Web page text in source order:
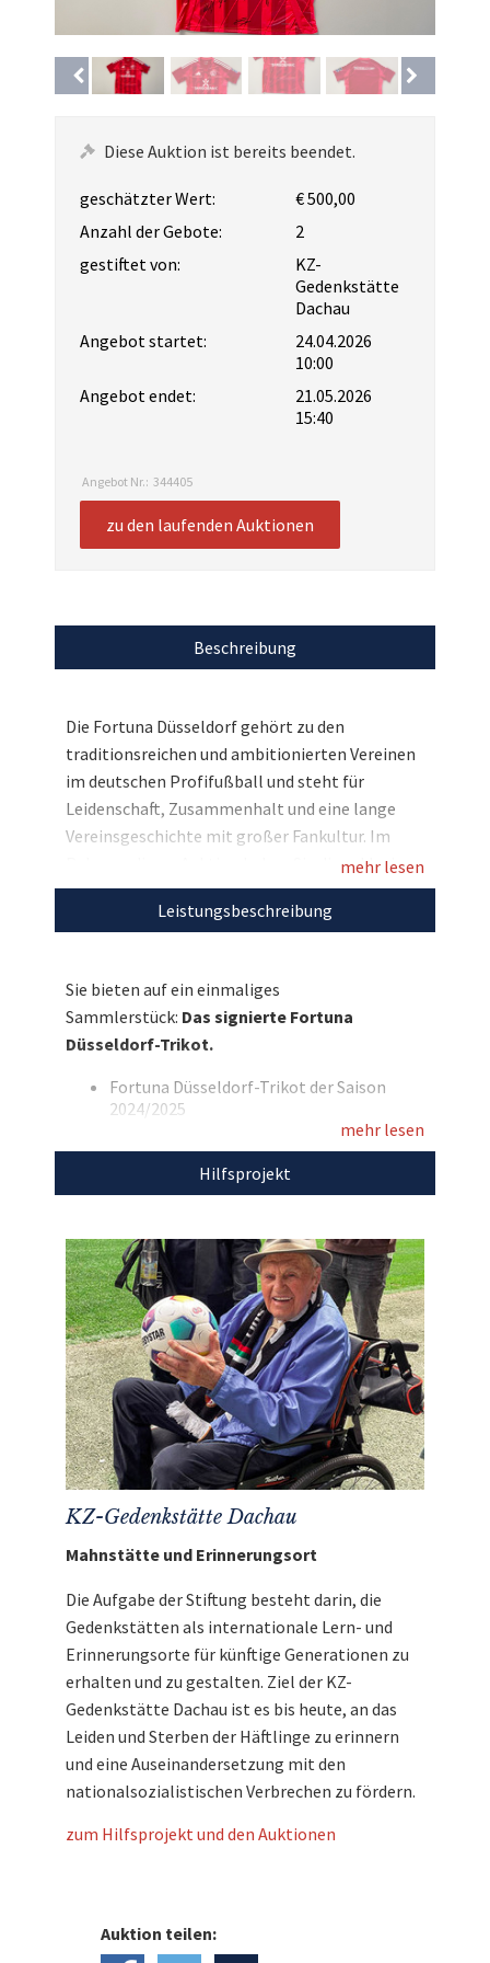
Diese Auktion ist bereits beendet.
geschätzter Wert:
€ 500,00
Anzahl der Gebote:
2
gestiftet von:
KZ-
Gedenkstätte
Dachau
Angebot startet:
24.04.2026
10:00
Angebot endet:
21.05.2026
15:40
Angebot Nr.: 344405
zu den laufenden Auktionen
Beschreibung
Die Fortuna Düsseldorf gehört zu den
traditionsreichen und ambitionierten Vereinen
im deutschen Profifußball und steht für
Leidenschaft, Zusammenhalt und eine lange
Vereinsgeschichte mit großer Fankultur. Im
Rahmen dieser Auktion haben Sie die exklusive
Gelegenheit auf ein besonderes Highlight: ein
offizielles Heimtrikot der Saison 2024/25. Das
Spielern der Mannschaft handsigniert. Ein
einzigartiges Sammlerstück für echte Fans von
Fortuna Düsseldorf – authentisch, besonders
und ein echtes Highlight für jede Sammlung.
Entdecken Sie bei uns auch weitere
einzigartige Auktionenfür den guten Zweck!
mehr lesen
Leistungsbeschreibung
Sie bieten auf ein einmaliges
Sammlerstück: Das signierte Fortuna
Düsseldorf-Trikot.
Fortuna Düsseldorf-Trikot der Saison
2024/2025
Kurzarm
Ohne Beflockung
Mit dem Erlös dieser Auktion unterstützen wir
dieKZ-Gedenkstätte Dachau.
mehr lesen
Hilfsprojekt
KZ-Gedenkstätte Dachau
Mahnstätte und Erinnerungsort
Die Aufgabe der Stiftung besteht darin, die
Gedenkstätten als internationale Lern- und
Erinnerungsorte für künftige Generationen zu
erhalten und zu gestalten. Ziel der KZ-
Gedenkstätte Dachau ist es bis heute, an das
Leiden und Sterben der Häftlinge zu erinnern
und eine Auseinandersetzung mit den
nationalsozialistischen Verbrechen zu fördern.
zum Hilfsprojekt und den Auktionen
Auktion teilen: